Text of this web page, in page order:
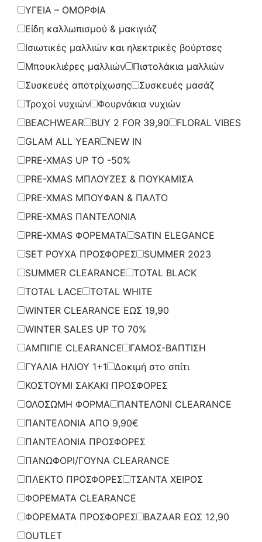
ΥΓΕΙΑ – ΟΜΟΡΦΙΑ
Είδη καλλωπισμού & μακιγιάζ
Ισιωτικές μαλλιών και ηλεκτρικές βούρτσες
Μπουκλιέρες μαλλιών
Πιστολάκια μαλλιών
Συσκευές αποτρίχωσης
Συσκευές μασάζ
Τροχοί νυχιών
Φουρνάκια νυχιών
BEACHWEAR
BUY 2 FOR 39,90
FLORAL VIBES
GLAM ALL YEAR
NEW IN
PRE-XMAS UP TO -50%
PRE-XMAS ΜΠΛΟΥΖΕΣ & ΠΟΥΚΑΜΙΣΑ
PRE-XMAS ΜΠΟΥΦΑΝ & ΠΑΛΤΟ
PRE-XMAS ΠΑΝΤΕΛΟΝΙΑ
PRE-XMAS ΦΟΡΕΜΑΤΑ
SATIN ELEGANCE
SET ΡΟΥΧΑ ΠΡΟΣΦΟΡΕΣ
SUMMER 2023
SUMMER CLEARANCE
TOTAL BLACK
TOTAL LACE
TOTAL WHITE
WINTER CLEARANCE ΕΩΣ 19,90
WINTER SALES UP TO 70%
ΑΜΠΙΓΙΕ CLEARANCE
ΓΑΜΟΣ-ΒΑΠΤΙΣΗ
ΓΥΑΛΙΑ ΗΛΙΟΥ 1+1
Δοκιμή στο σπίτι
ΚΟΣΤΟΥΜΙ ΣΑΚΑΚΙ ΠΡΟΣΦΟΡΕΣ
ΟΛΟΣΩΜΗ ΦΟΡΜΑ
ΠΑΝΤΕΛΟΝΙ CLEARANCE
ΠΑΝΤΕΛΟΝΙΑ ΑΠΟ 9,90€
ΠΑΝΤΕΛΟΝΙΑ ΠΡΟΣΦΟΡΕΣ
ΠΑΝΩΦΟΡΙ/ΓΟΥΝΑ CLEARANCE
ΠΛΕΚΤΟ ΠΡΟΣΦΟΡΕΣ
ΤΣΑΝΤΑ ΧΕΙΡΟΣ
ΦΟΡΕΜΑΤΑ CLEARANCE
ΦΟΡΕΜΑΤΑ ΠΡΟΣΦΟΡΕΣ
BAZAAR ΕΩΣ 12,90
OUTLET